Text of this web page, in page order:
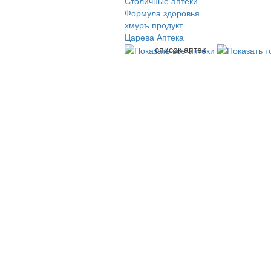
Формула здоровья
хмуръ продукт
Царева Аптека
список аптек